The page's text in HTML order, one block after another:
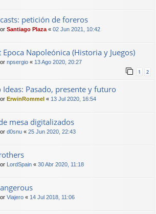
petición de foreros
Santiago Plaza « 02 Jun 2021, 10:42
Epoca Napoleónica (Historia y Juegos)
npsergio « 13 Ago 2020, 20:27
1 2
Ideas: Pasado, presente y futuro
ErwinRommel « 13 Jul 2020, 16:54
mesa digitalizados
d0snu « 25 Jun 2020, 22:43
LordSpain « 30 Abr 2020, 11:18
Viajero « 14 Jul 2018, 11:06